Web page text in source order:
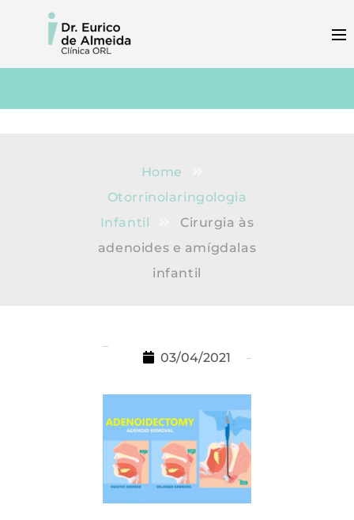
Home
Otorrinolaringologia
Infantil
Cirurgia às
adenoides e amígdalas
infantil
03/04/2021